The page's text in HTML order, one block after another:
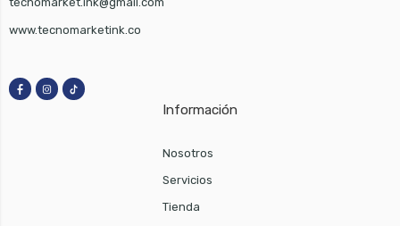
www.tecnomarketink.co
Información
Nosotros
Servicios
Tienda